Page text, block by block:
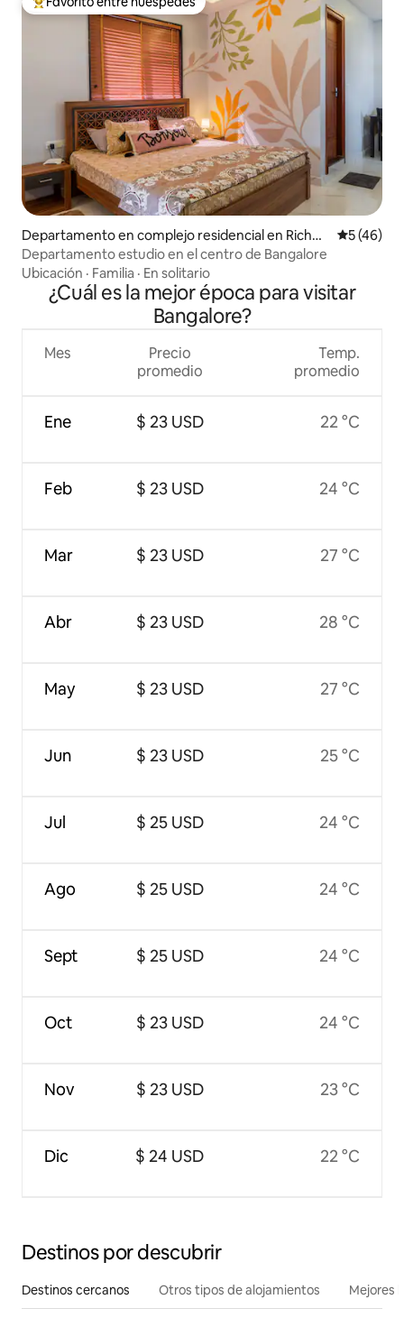
Favorito entre los huéspedes más destacados
Departamento en complejo residencial en Richm
ond Town
5 (46)
Departamento estudio en el centro de Bangalore
Ubicación · Familia · En solitario
¿Cuál es la mejor época para visitar
Bangalore?
Mes
Ene
Feb
Mar
Abr
May
Jun
Jul
Ago
Sept
Oct
Nov
Dic
Precio
promedio
$ 23 USD
$ 23 USD
$ 23 USD
$ 23 USD
$ 23 USD
$ 23 USD
$ 25 USD
$ 25 USD
$ 25 USD
$ 23 USD
$ 23 USD
$ 24 USD
Temp.
promedio
22 °C
24 °C
27 °C
28 °C
27 °C
25 °C
24 °C
24 °C
24 °C
24 °C
23 °C
22 °C
Destinos por descubrir
Destinos cercanos Otros tipos de alojamientos Mejores